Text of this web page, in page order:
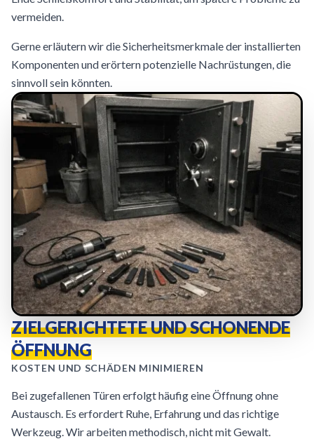
vermeiden.
Gerne erläutern wir die Sicherheitsmerkmale der installierten
Komponenten und erörtern potenzielle Nachrüstungen, die
sinnvoll sein könnten.
ZIELGERICHTETE UND SCHONENDE
ÖFFNUNG
KOSTEN UND SCHÄDEN MINIMIEREN
Bei zugefallenen Türen erfolgt häufig eine Öffnung ohne
Austausch. Es erfordert Ruhe, Erfahrung und das richtige
Werkzeug. Wir arbeiten methodisch, nicht mit Gewalt.